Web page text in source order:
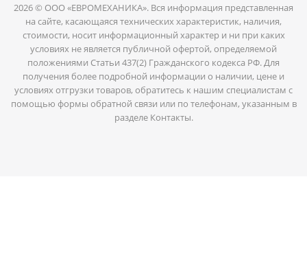
2026 © ООО «ЕВРОМЕХАНИКА». Вся информация представленная
на сайте, касающаяся технических характеристик, наличия,
стоимости, носит информационный характер и ни при каких
условиях не является публичной офертой, определяемой
положениями Статьи 437(2) Гражданского кодекса РФ. Для
получения более подробной информации о наличии, цене и
условиях отгрузки товаров, обратитесь к нашим специалистам с
помощью формы обратной связи или по телефонам, указанным в
разделе Контакты.